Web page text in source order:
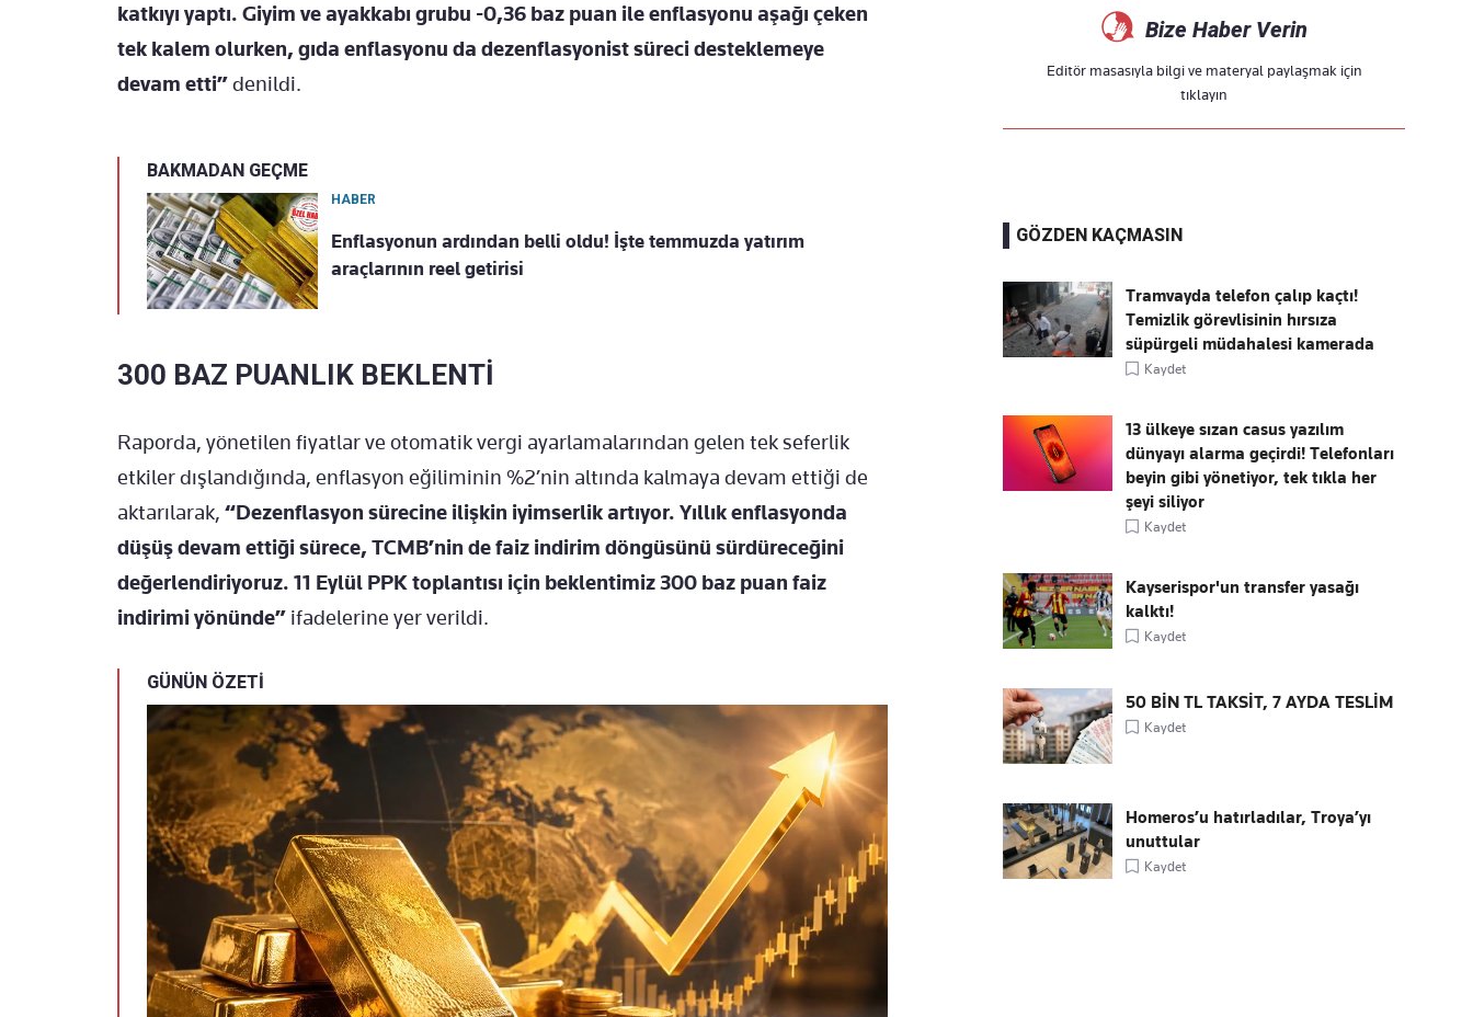
katkıyı yaptı. Giyim ve ayakkabı grubu -0,36 baz puan ile enflasyonu aşağı çeken
tek kalem olurken, gıda enflasyonu da dezenflasyonist süreci desteklemeye
devam etti”denildi.
BAKMADAN GEÇME
HABER
Enflasyonun ardından belli oldu! İşte temmuzda yatırım
araçlarının reel getirisi
300 BAZ PUANLIK BEKLENTİ
Raporda, yönetilen fiyatlar ve otomatik vergi ayarlamalarından gelen tek seferlik
etkiler dışlandığında, enflasyon eğiliminin %2’nin altında kalmaya devam ettiği de
aktarılarak, “Dezenflasyon sürecine ilişkin iyimserlik artıyor. Yıllık enflasyonda
düşüş devam ettiği sürece, TCMB’nin de faiz indirim döngüsünü sürdüreceğini
değerlendiriyoruz. 11 Eylül PPK toplantısı için beklentimiz 300 baz puan faiz
indirimi yönünde” ifadelerine yer verildi.
GÜNÜN ÖZETİ
Bize Haber Verin
Editör masasıyla bilgi ve materyal paylaşmak için
tıklayın
GÖZDEN KAÇMASIN
Tramvayda telefon çalıp kaçtı!
Temizlik görevlisinin hırsıza
süpürgeli müdahalesi kamerada
Kaydet
13 ülkeye sızan casus yazılım
dünyayı alarma geçirdi! Telefonları
beyin gibi yönetiyor, tek tıkla her
şeyi siliyor
Kaydet
Kayserispor'un transfer yasağı
kalktı!
Kaydet
50 BİN TL TAKSİT, 7 AYDA TESLİM
Kaydet
Homeros’u hatırladılar, Troya’yı
unuttular
Kaydet